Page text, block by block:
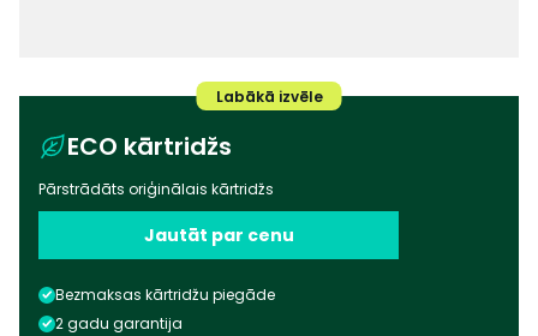
Labākā izvēle
ECO kārtridžs
Pārstrādāts oriģinālais kārtridžs
Jautāt par cenu
Bezmaksas kārtridžu piegāde
2 gadu garantija